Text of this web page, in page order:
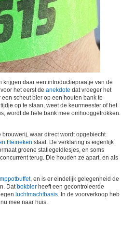
krijgen daar een introductiepraatje van de
het eerst de anekdote dat vroeger het
scheut bier op een houten bank te
op te staan, weet de keurmeester of het
wordt de hele bank mee omhooggetrokken.
waar direct wordt opgebiecht
Heineken staat. De verklaring is eigenlijk
groene statiegeldlesjes, en soms
terug. Die houden ze apart, en als
buffet, en is er eindelijk gelegenheid de
Dat bokbier heeft een gecontroleerde
luchtmachtbasis. In de voorverkoop heb
mee naar huis.